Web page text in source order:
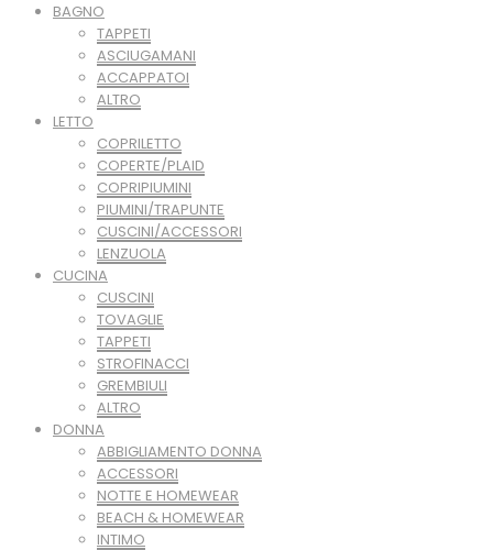
BAGNO
TAPPETI
ASCIUGAMANI
ACCAPPATOI
ALTRO
LETTO
COPRILETTO
COPERTE/PLAID
COPRIPIUMINI
PIUMINI/TRAPUNTE
CUSCINI/ACCESSORI
LENZUOLA
CUCINA
CUSCINI
TOVAGLIE
TAPPETI
STROFINACCI
GREMBIULI
ALTRO
DONNA
ABBIGLIAMENTO DONNA
ACCESSORI
NOTTE E HOMEWEAR
BEACH & HOMEWEAR
INTIMO